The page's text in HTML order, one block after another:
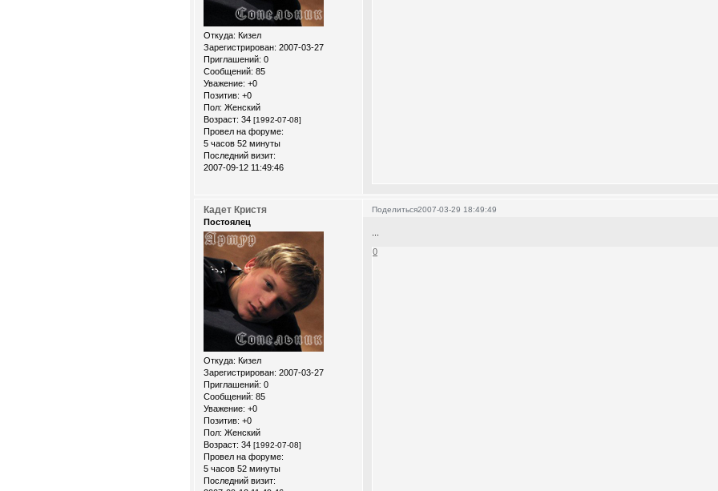
Откуда: Кизел
Зарегистрирован: 2007-03-27
Приглашений: 0
Сообщений: 85
Уважение: +0
Позитив: +0
Пол: Женский
Возраст: 34 [1992-07-08]
Провел на форуме:
5 часов 52 минуты
Последний визит:
2007-09-12 11:49:46
Поделиться2007-03-29 18:49:49
Кадет Кристя
Постоялец
Откуда: Кизел
Зарегистрирован: 2007-03-27
Приглашений: 0
Сообщений: 85
Уважение: +0
Позитив: +0
Пол: Женский
Возраст: 34 [1992-07-08]
Провел на форуме:
5 часов 52 минуты
Последний визит:
0